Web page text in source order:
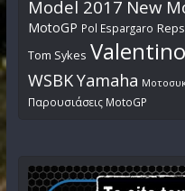
Model 2017 New
MotoGP Pol Espargaro
Tom Sykes
WSBKYamaha
Παρουσιάσεις MotoGP